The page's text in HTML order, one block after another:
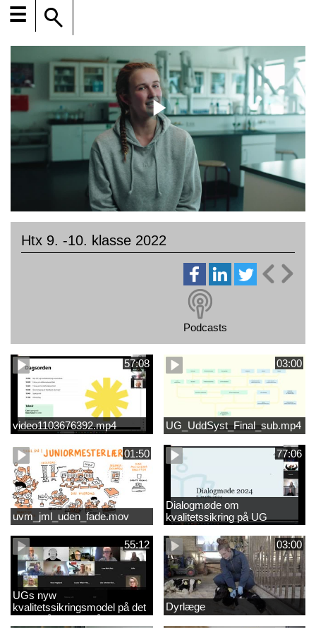
☰
Htx 9. -10. klasse 2022
Podcasts
57:08
video1103676392.mp4
03:00
UG_UddSyst_Final_sub.mp4
01:50
uvm_jml_uden_fade.mov
77:06
Dialogmøde om
kvalitetssikring på UG
55:12
UGs nyw
kvalitetssikringsmodel på det
videregående område
03:00
Dyrlæge